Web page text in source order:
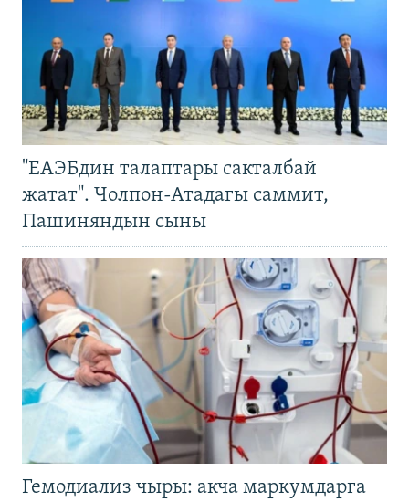
"ЕАЭБдин талаптары сакталбай
жатат". Чолпон-Атадагы саммит,
Пашиняндын сыны
Гемодиализ чыры: акча маркумдарга